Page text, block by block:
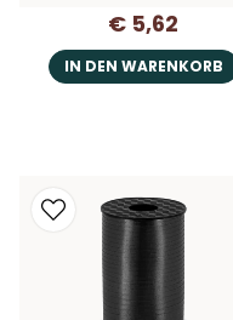
€ 5,62
IN DEN WARENKORB